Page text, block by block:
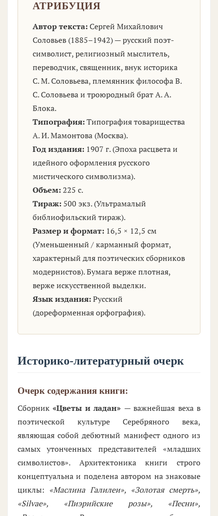
АТРИБУЦИЯ
Автор текста:Сергей Михайлович
Соловьев (1885–1942) — русский поэт-
символист, религиозный мыслитель,
переводчик, священник, внук историка
С. М. Соловьева, племянник философа В.
С. Соловьева и троюродный брат А. А.
Блока.
Типография:Типография товарищества
А. И. Мамонтова (Москва).
Год издания: 1907 г. (Эпоха расцвета и
идейного оформления русского
мистического символизма).
Объем:225 с.
Тираж: 500 экз. (Ультрамалый
библиофильский тираж).
Размер и формат: 16,5 × 12,5 см
(Уменьшенный / карманный формат,
характерный для поэтических сборников
модернистов). Бумага верже плотная,
верже искусственной выделки.
Язык издания:Русский
(дореформенная орфография).
Историко-литературный очерк
Очерк содержания книги:
Сборник«Цветы и ладан» — важнейшая веха в
поэтической культуре Серебряного века,
являющая собой дебютный манифест одного из
самых утонченных представителей «младших
символистов». Архитектоника книги строго
концептуальна и поделена автором на знаковые
циклы: «Маслина Галилеи», «Золотая смерть»,
«Silvae», «Пиэрийские розы», «Песни»,